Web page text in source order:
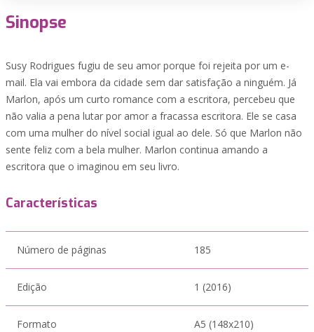
Sinopse
Susy Rodrigues fugiu de seu amor porque foi rejeita por um e-
mail. Ela vai embora da cidade sem dar satisfação a ninguém. Já
Marlon, após um curto romance com a escritora, percebeu que
não valia a pena lutar por amor a fracassa escritora. Ele se casa
com uma mulher do nível social igual ao dele. Só que Marlon não
sente feliz com a bela mulher. Marlon continua amando a
escritora que o imaginou em seu livro.
Características
Número de páginas 185
Edição 1 (2016)
Formato A5 (148x210)